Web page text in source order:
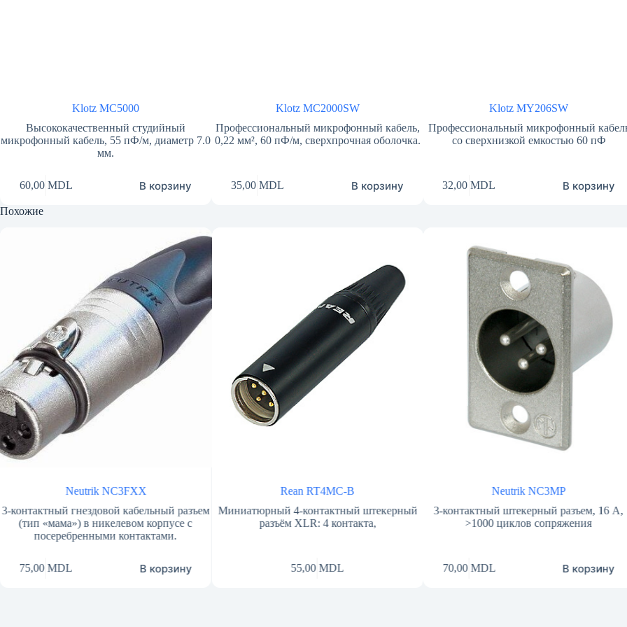
Klotz MC5000
Высококачественный студийный
микрофонный кабель, 55 пФ/м, диаметр 7.0
мм.
60,00 MDL В корзину
Klotz MC2000SW
Профессиональный микрофонный кабель,
0,22 мм², 60 пФ/м, сверхпрочная оболочка.
35,00 MDL В корзину
Klotz MY206SW
Профессиональный микрофонный
со сверхнизкой емкостью 60 пФ
32,00MDL В корзину
Похожие
Neutrik NC3FXX
гнездовой кабельный разъем
в никелевом корпусе с
контактами.
Rean RT4MC-B
Миниатюрный 4-контактный штекерный
разъём XLR: 4 контакта,
Neutrik NC3MP
3-контактный штекерный разъем, 16 А,
>1000 циклов сопряжения
3-
65,00